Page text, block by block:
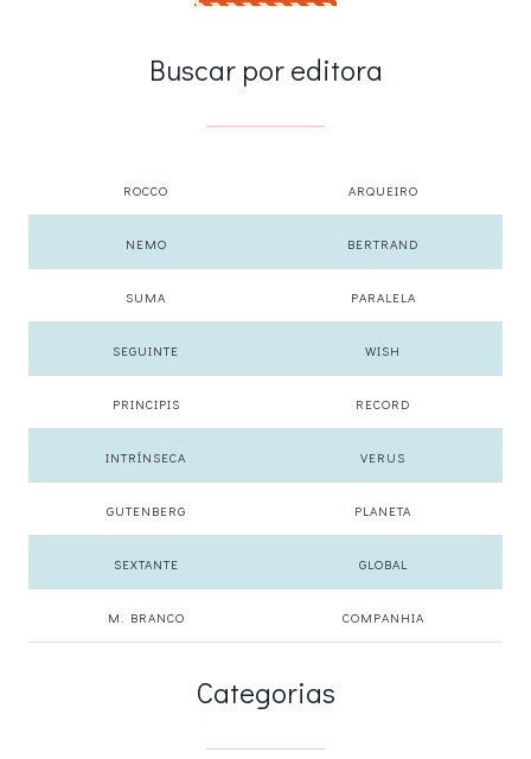
Buscar por editora
ROCCO ARQUEIRO
NEMO BERTRAND
SUMA PARALELA
SEGUINTE WISH
PRINCIPIS RECORD
INTRÍNSECA VERUS
GUTENBERG PLANETA
SEXTANTE GLOBAL
M. BRANCO COMPANHIA
Categorias